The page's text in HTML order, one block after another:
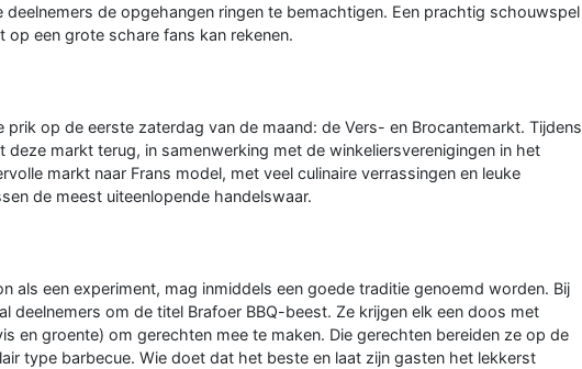
de opgehangen ringen te bemachtigen. Een prachtig schouwspel
een grote schare fans kan rekenen.
prik op de eerste zaterdag van de maand: de Vers- en Brocantemarkt. Tijdens
markt terug, in samenwerking met de winkeliersverenigingen in het
markt naar Frans model, met veel culinaire verrassingen en leuke
de meest uiteenlopende handelswaar.
als een experiment, mag inmiddels een goede traditie genoemd worden. Bij
deelnemers om de titel Brafoer BBQ-beest. Ze krijgen elk een doos met
en groente) om gerechten mee te maken. Die gerechten bereiden ze op de
type barbecue. Wie doet dat het beste en laat zijn gasten het lekkerst